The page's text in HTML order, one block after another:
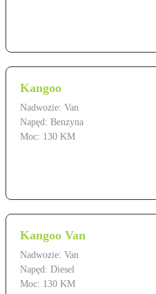
Kangoo
Nadwozie: Van
Napęd: Benzyna
Moc: 130 KM
Kangoo Van
Nadwozie: Van
Napęd: Diesel
Moc: 130 KM